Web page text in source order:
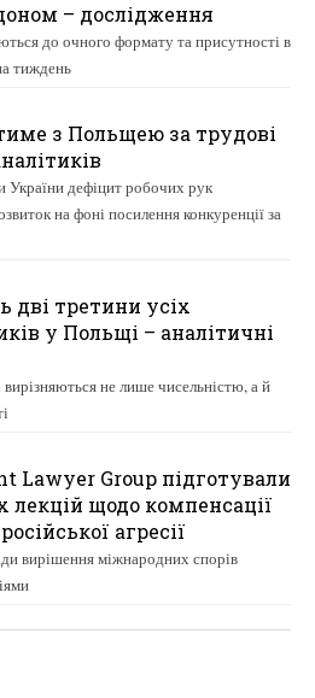
– дослідження
до очного формату та присутності в
тиждень
з Польщею за трудові
України дефіцит робочих рук
на фоні посилення конкуренції за
дві третини усіх
у Польщі – аналітичні
не лише чисельністю, а й
Lawyer Group підготували
лекцій щодо компенсації
агресії
вирішення міжнародних спорів